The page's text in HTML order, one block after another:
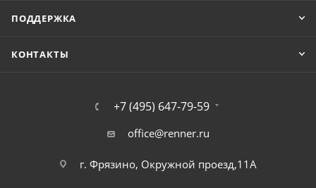
ПОДДЕРЖКА
КОНТАКТЫ
+7 (495) 647-79-59
office@renner.ru
г. Фрязино, Окружной проезд,11А